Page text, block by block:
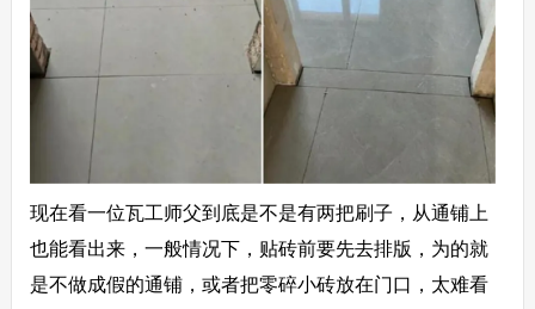
现在看一位瓦工师父到底是不是有两把刷子，从通铺上
也能看出来，一般情况下，贴砖前要先去排版，为的就
是不做成假的通铺，或者把零碎小砖放在门口，太难看